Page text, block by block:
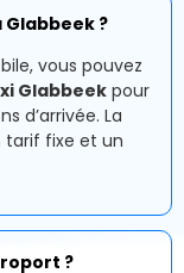
?
vous pouvez
Glabbeek pour
d’arrivée. La
tarif fixe et un
?